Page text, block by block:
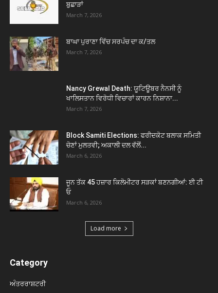
ਬੁਛਾੜਾਂ
March 7, 2026
ਬਾਘਾ ਪੁਰਾਣਾ ਵਿੱਚ ਸਰਪੰਚ ਦਾ ਕ/ਤਲ
March 7, 2026
Nancy Grewal Death: ਯੂਟਿਊਬਰ ਨੈਨਸੀ ਨੂੰ
ਖਾਲਿਸਤਾਨ ਵਿਰੋਧੀ ਵਿਚਾਰਾਂ ਕਾਰਨ ਨਿਸ਼ਾਨਾ...
March 7, 2026
Block Samiti Elections: ਫਰੀਦਕੋਟ ਬਲਾਕ ਸਮਿਤੀ
ਚੋਣਾਂ ਮੁਲਤਵੀ; ਅਕਾਲੀ ਦਲ ਵੱਲੋਂ...
March 6, 2026
ਜੂਨ ਤੱਕ 45 ਹਜ਼ਾਰ ਕਿਲੋਮੀਟਰ ਸੜਕਾਂ ਬਣਨਗੀਆਂ: ਈ ਟੀ
ਓ
March 6, 2026
Load more
Category
ਅੰਤਰਰਾਸ਼ਟਰੀ